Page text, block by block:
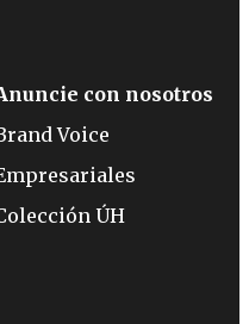
con nosotros
Voice
ÚH